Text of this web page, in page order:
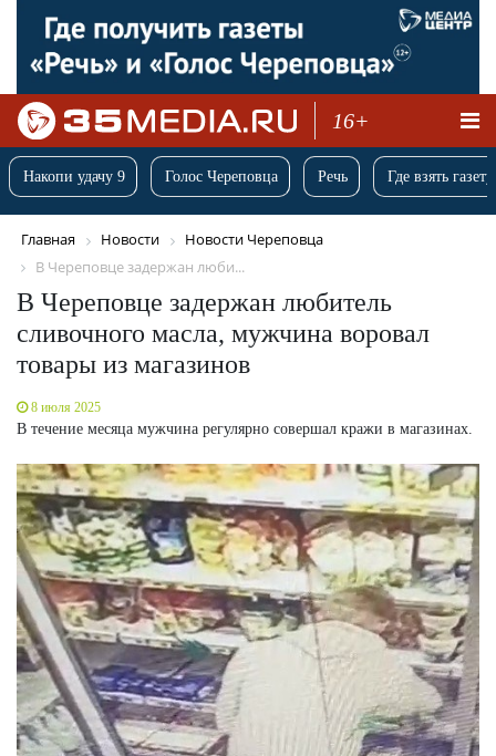
16+
Накопи удачу 9 Голос Череповца Речь Где взять
Главная Новости
Новости Череповца
В Череповце задержан люби...
В Череповце задержан любитель
сливочного масла, мужчина воровал
товары из магазинов
8 июля 2025
В течение месяца мужчина регулярно совершал кражи в магазинах.